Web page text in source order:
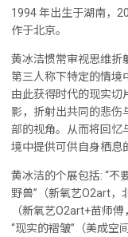
1994 年出生于湖南，
作于北京。
黄冰洁惯常审视思维折
第三人称下特定的情境
由此获得时代的现实切
影，折射出共同的悲
部的视角。从而将回忆
境中提供可供自身栖息
黄冰洁的个展包括: “不
野兽”（新氧艺O2art，
（新氧艺O2art+苗师
“现实的褶皱”（美成空